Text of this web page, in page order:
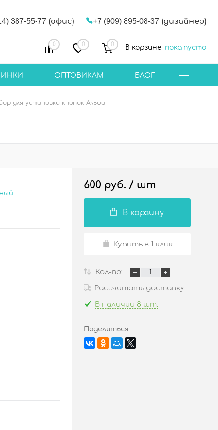
387-55-77 (офис) +7 (909) 895-08-37 (дизайнер)
0 0 0 В корзине пока пусто
ОПТОВИКАМ БЛОГ
для установки кнопок Альфа
600 руб. / шт
В корзину
Купить в 1 клик
Кол-во:
Рассчитать доставку
В наличии 8 шт.
Поделиться